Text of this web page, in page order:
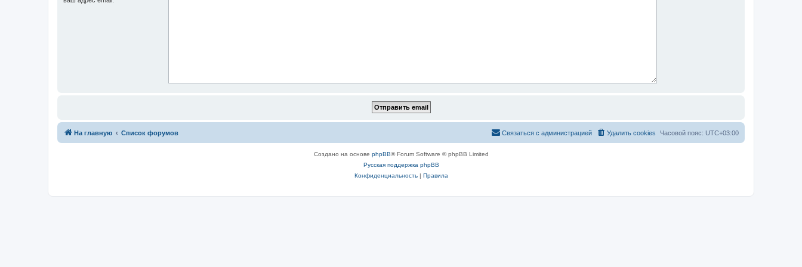
На главную Список форумов Часовой пояс: UTC+03:00
Удалить cookies
Связаться с администрацией
Создано на основе phpBB® Forum Software © phpBB Limited
Русская поддержка phpBB
Конфиденциальность| Правила